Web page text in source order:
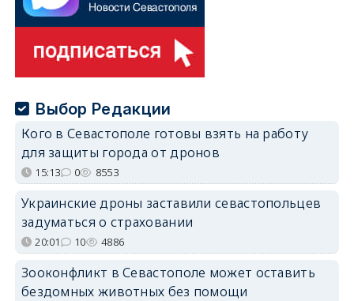
Выбор Редакции
Кого в Севастополе готовы взять на работу
для защиты города от дронов
15:13 0 8553
Украинские дроны заставили севастопольцев
задуматься о страховании
20:01 10 4886
Зооконфликт в Севастополе может оставить
бездомных животных без помощи